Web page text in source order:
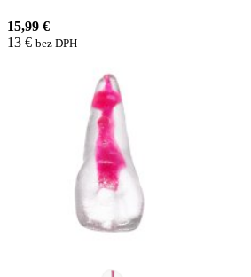
15,99 €
13 € bez DPH